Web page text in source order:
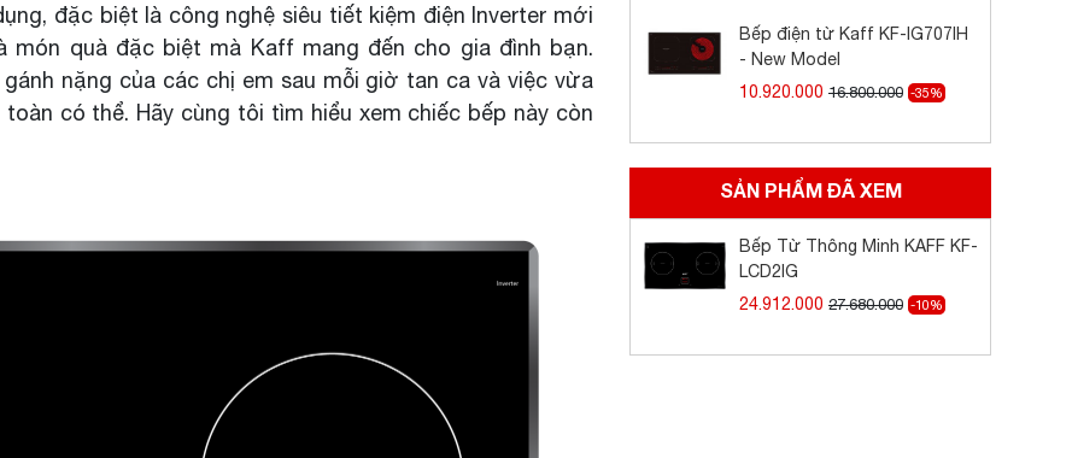
đặc biệt là công nghệ siêu tiết kiệm điện Inverter mới
món quà đặc biệt mà Kaff mang đến cho gia đình bạn.
nặng của các chị em sau mỗi giờ tan ca và việc vừa
có thể. Hãy cùng tôi tìm hiểu xem chiếc bếp này còn
Bếp điện từ Kaff KF-IG707IH
- New Model
10.920.000 16.800.000 -35%
SẢN PHẨM ĐÃ XEM
Bếp Từ Thông Minh KAFF KF-
LCD2IG
24.912.000 27.680.000 -10%